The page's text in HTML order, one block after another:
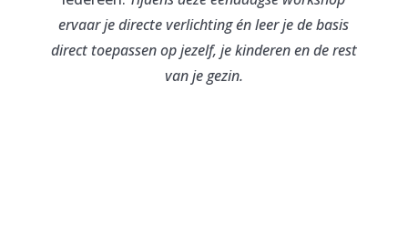
ervaar je directe verlichting én leer je de basis
direct toepassen op jezelf, je kinderen en de rest
van je gezin.